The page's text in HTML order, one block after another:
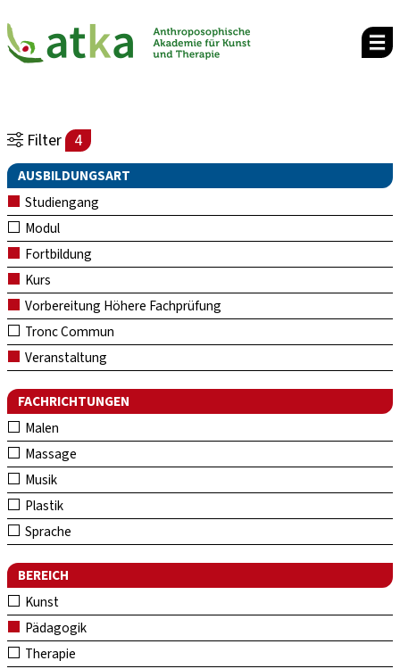
Filter 4
AUSBILDUNGSART
Studiengang
Modul
Fortbildung
Kurs
Vorbereitung Höhere Fachprüfung
Tronc Commun
Veranstaltung
FACHRICHTUNGEN
Malen
Massage
Musik
Plastik
Sprache
BEREICH
Kunst
Pädagogik
Therapie